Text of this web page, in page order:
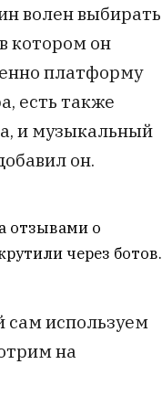
волен выбирать
котором он
платформу
есть также
и музыкальный
он.
отзывами о
через ботов.
сам используем
на